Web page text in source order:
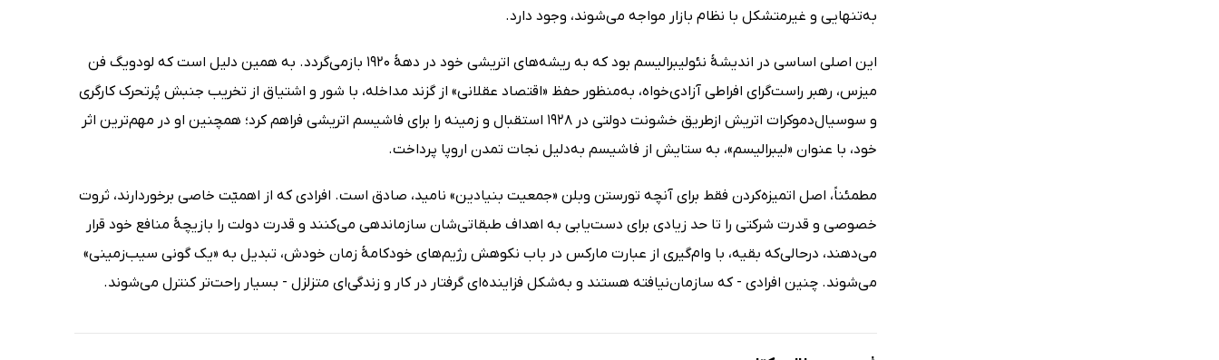
به‌تنهایی و غیرمتشکل با نظام بازار مواجه می‌شوند، وجود دارد.
این اصلی اساسی در اندیشۀ نئولیبرالیسم بود که به ریشه‌های اتریشی خود در دهۀ 1920 بازمی‌گردد. به همین دلیل است که لودویگ فن
میزس، رهبر راست‌گرای افراطی آزادی‌خواه، به‌منظور حفظ «اقتصاد عقلانی» از گزند مداخله، با شور و اشتیاق از تخریب جنبش پُرتحرک کارگری
و سوسیال‌دموکرات اتریش از‌طریق خشونت دولتی در 1928 استقبال و زمینه را برای فاشیسم اتریشی فراهم کرد؛ همچنین او در مهم‌ترین اثر
خود، با عنوان «لیبرالیسم»، به ستایش از فاشیسم به‌دلیل نجات تمدن اروپا پرداخت.
مطمئناً، اصل اتمیزه‌کردن فقط برای آنچه تورستن وبلن «جمعیت بنیادین» نامید، صادق است. افرادی که از اهمیّت خاصی برخوردارند، ثروت
خصوصی و قدرت شرکتی را تا حد زیادی برای دست‌یابی به اهداف طبقاتی‌شان سازماندهی می‌کنند و قدرت دولت را بازیچۀ منافع خود قرار
می‌دهند، درحالی‌که بقیه، با وام‌گیری از عبارت مارکس در باب نکوهش رژیم‌های خودکامۀ زمان خودش، تبدیل به «یک گونی سیب‌زمینی»
می‌شوند. چنین افرادی - که سازمان‌نیافته هستند و به‌شکل فزاینده‌ای گرفتار در کار و زندگی‌ای متزلزل - بسیار راحت‌تر کنترل می‌شوند.